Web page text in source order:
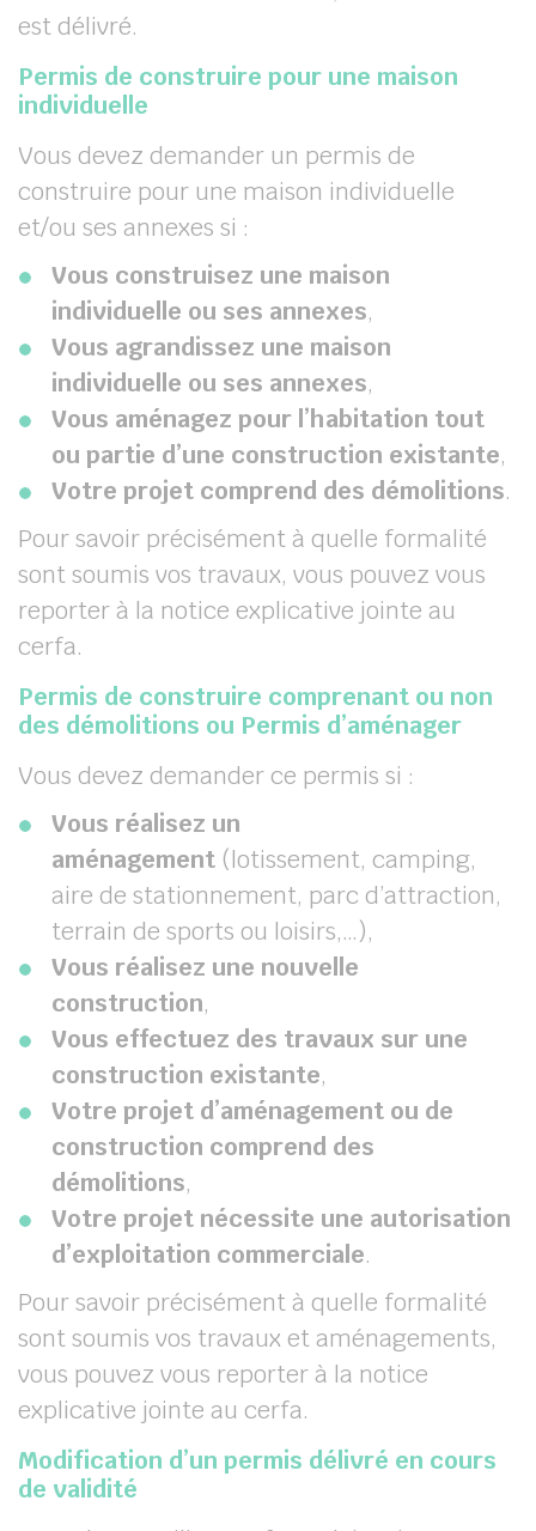
est délivré.
Permis de construire pour une maison
individuelle
Vous devez demander un permis de
construire pour une maison individuelle
et/ou ses annexes si :
Vous construisez une maison
individuelle ou ses annexes,
Vous agrandissez une maison
individuelle ou ses annexes,
Vous aménagez pour l’habitation tout
ou partie d’une construction existante,
Votre projet comprend des démolitions.
Pour savoir précisément à quelle formalité
sont soumis vos travaux, vous pouvez vous
reporter à la notice explicative jointe au
cerfa.
Permis de construire comprenant ou non
des démolitions ou Permis d’aménager
Vous devez demander ce permis si :
Vous réalisez un
aménagement (lotissement, camping,
aire de stationnement, parc d’attraction,
terrain de sports ou loisirs,…),
Vous réalisez une nouvelle
construction,
Vous effectuez des travaux sur une
construction existante,
Votre projet d’aménagement ou de
construction comprend des
démolitions,
Votre projet nécessite une autorisation
d’exploitation commerciale.
Pour savoir précisément à quelle formalité
sont soumis vos travaux et aménagements,
vous pouvez vous reporter à la notice
explicative jointe au cerfa.
Modification d’un permis délivré en cours
de validité